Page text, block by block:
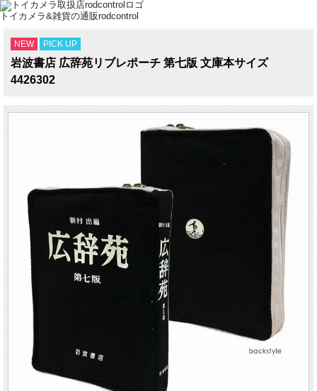
トイカメラ&雑貨の通販rodcontrol
NEW PICK UP
岩波書店 広辞苑リブレポーチ 第七版 文庫本サイズ
4426302